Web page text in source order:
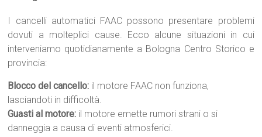
I cancelli automatici FAAC possono presentare problemi
dovuti a molteplici cause. Ecco alcune situazioni in cui
interveniamo quotidianamente a Bologna Centro Storico e
provincia:
Blocco del cancello: il motore FAAC non funziona,
lasciandoti in difficoltà.
Guasti al motore: il motore emette rumori strani o si
danneggia a causa di eventi atmosferici.